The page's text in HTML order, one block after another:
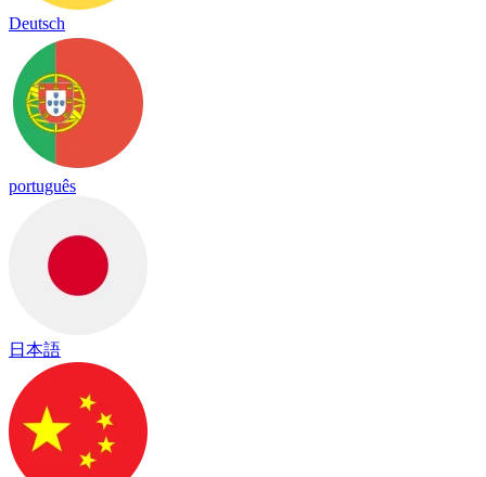
Deutsch
português
日本語